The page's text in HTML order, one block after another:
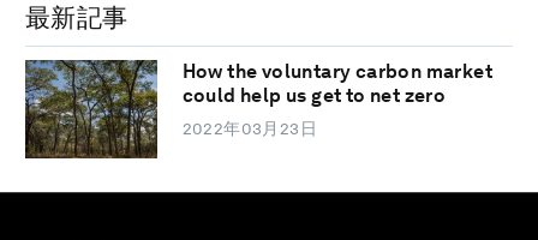
最新記事
How the voluntary carbon market
could help us get to net zero
2022年03月23日